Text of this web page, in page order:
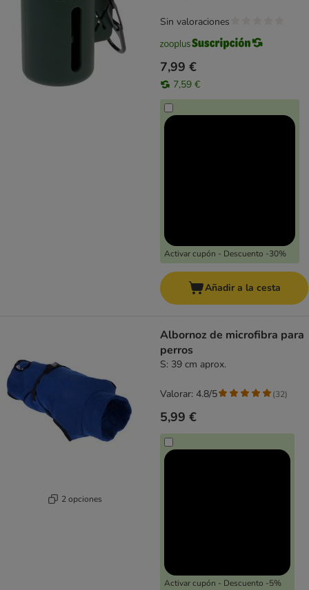
7,99 €
7,59 €
Activar cupón - Descuento -30%
Sin valoraciones
Añadir a la cesta
2 opciones
Albornoz de microfibra para
perros
S: 39 cm aprox.
5,99 €
Activar cupón - Descuento -5%
Valorar: 4.8/5 (32)